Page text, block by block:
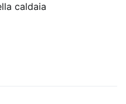
caldaia